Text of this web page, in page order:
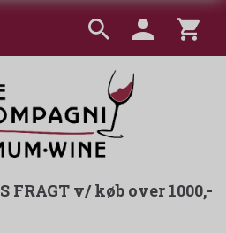
FRAGT v/ køb over 1000,-